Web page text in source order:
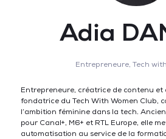
Adia
Entrepreneure,Tech
Entrepreneure, créatrice de contenu et
fondatrice du Tech With Women Club,
l’ambition féminine dans la tech.
pour Canal+, M6+ et RTL Europe, elle
automatisation au service de la